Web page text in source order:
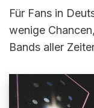
Für Fans in
wenige
Bands aller